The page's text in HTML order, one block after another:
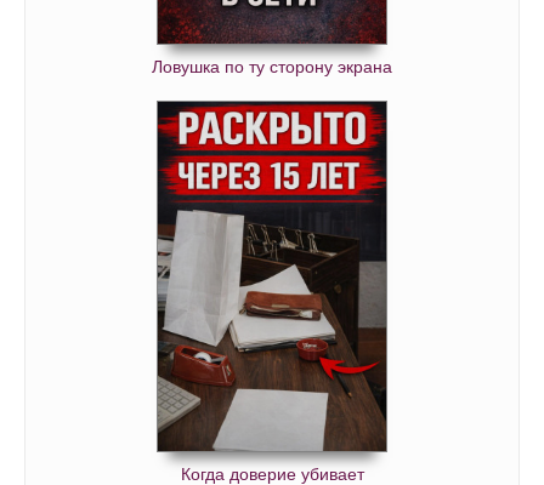
Ловушка по ту сторону экрана
Когда доверие убивает